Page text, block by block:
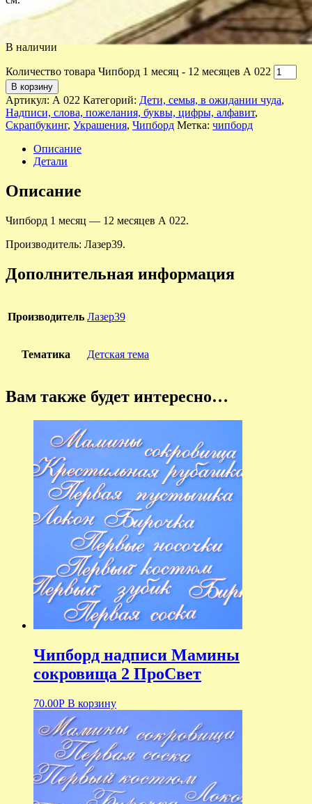
В наличии
Количество товара Чипборд 1 месяц - 12 месяцев А 022
В корзину
Артикул: А 022 Категорий: Дети, семья, в ожидании чуда,
Надписи, слова, пожелания, буквы, цифры, алфавит,
Скрапбукинг, Украшения, Чипборд Метка: чипборд
Описание
Детали
Описание
Чипборд 1 месяц — 12 месяцев А 022.
Производитель: Лазер39.
Дополнительная информация
Производитель Лазер39
Тематика Детская тема
Вам также будет интересно…
Чипборд надписи Мамины
сокровища 2 ПроСвет
70.00Р В корзину